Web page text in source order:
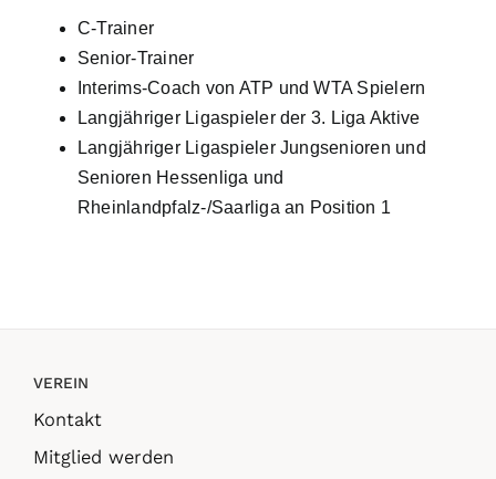
C-Trainer
Senior-Trainer
Interims-Coach von ATP und WTA Spielern
Langjähriger Ligaspieler der 3. Liga Aktive
Langjähriger Ligaspieler Jungsenioren und
Senioren Hessenliga und
Rheinlandpfalz-/Saarliga an Position 1
VEREIN
Kontakt
Mitglied werden